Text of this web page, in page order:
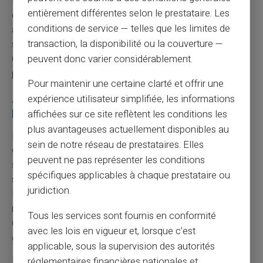
des tiers non autorisés. Le chiffrement des données
assure leur protection lors des échanges. Card Veritas
s'engage à respecter la vie privée de ses utilisateurs.
Cette protection contraste avec certaines pratiques de
partage de données bancaires.
Avantages spécifiques pour les non-
bancarisés
inclusion financièreconstitue l'objectif principal de
ces solutions alternatives. Les personnes exclues du
système bancaire traditionnel retrouvent un accès aux
services essentiels. Cette démocratisation favorise
l'intégration sociale et professionnelle. L'accès aux
moyens de paiement modernes devient un droit effectif.
Card Veritas participe activement à cette mission
d'inclusion financière.
simplicité administrativeréduit considérablement
entièrement différentes selon le prestataire. Les
conditions de service — telles que les limites de
transaction, la disponibilité ou la couverture —
peuvent donc varier considérablement.
Pour maintenir une certaine clarté et offrir une
expérience utilisateur simplifiée, les informations
affichées sur ce site reflètent les conditions les
plus avantageuses actuellement disponibles au
sein de notre réseau de prestataires. Elles
peuvent ne pas représenter les conditions
spécifiques applicables à chaque prestataire ou
juridiction.
Tous les services sont fournis en conformité
avec les lois en vigueur et, lorsque c’est
applicable, sous la supervision des autorités